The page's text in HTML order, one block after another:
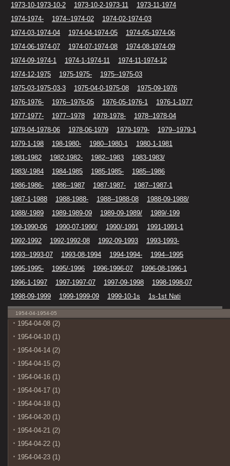
1973-10-1973-10-2
1973-10-2-1973-11
1973-11-1974
1974-1974-
1974--1974-02
1974-02-1974-03
1974-03-1974-04
1974-04-1974-05
1974-05-1974-06
1974-06-1974-07
1974-07-1974-08
1974-08-1974-09
1974-09-1974-1
1974-1-1974-11
1974-11-1974-12
1974-12-1975
1975-1975-
1975--1975-03
1975-03-1975-03-3
1975-04-0-1975-08
1975-09-1976
1976-1976-
1976--1976-05 1976-05-1976-1
1976-1-1977
1977-1977-
1977--1978 1978-1978-
1978--1978-04
1978-04-1978-06
1978-06-1979 1979-1979-
1979--1979-1
1979-1-198
198-1980- 1980--1980-1
1980-1-1981
1981-1982
1982-1982- 1982--1983
1983-1983/
1983/-1984
1984-1985 1985-1985-
1985--1986
1986-1986-
1986--1987 1987-1987-
1987--1987-1
1987-1-1988
1988-1988- 1988--1988-08
1988-09-1988/
1988/-1989
1989-1989-09 1989-09-1989/
1989/-199
199-1990-06
1990-07-1990/ 1990/-1991
1991-1991-1
1992-1992
1992-1992-08 1992-09-1993
1993-1993-
1993--1993-07
1993-08-1994 1994-1994-
1994--1995
1995-1995-
1995/-1996 1996-1996-07
1996-08-1996-1
1996-1-1997
1997-1997-07 1997-09-1998
1998-1998-07
1998-09-1999
1999-1999-09 1999-10-1s 1s-1st Nati
1954-04-1954-05
1954-04-08 (2)
1954-04-10 (1)
1954-04-14 (2)
1954-04-15 (2)
1954-04-16 (1)
1954-04-17 (1)
1954-04-18 (1)
1954-04-20 (1)
1954-04-21 (2)
1954-04-22 (1)
1954-04-23 (1)